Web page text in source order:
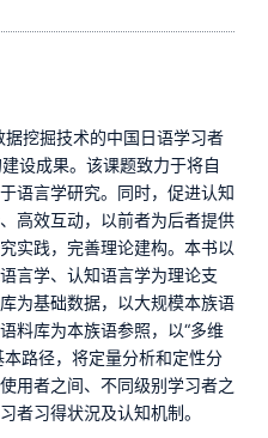
挖掘技术的中国日语学习者
设成果。该课题致力于将自
语言学研究。同时，促进认知
高效互动，以前者为后者提供
实践，完善理论建构。本书以
言学、认知语言学为理论支
为基础数据，以大规模本族语
料库为本族语参照，以“多维
路径，将定量分析和定性分
用者之间、不同级别学习者之
者习得状況及认知机制。